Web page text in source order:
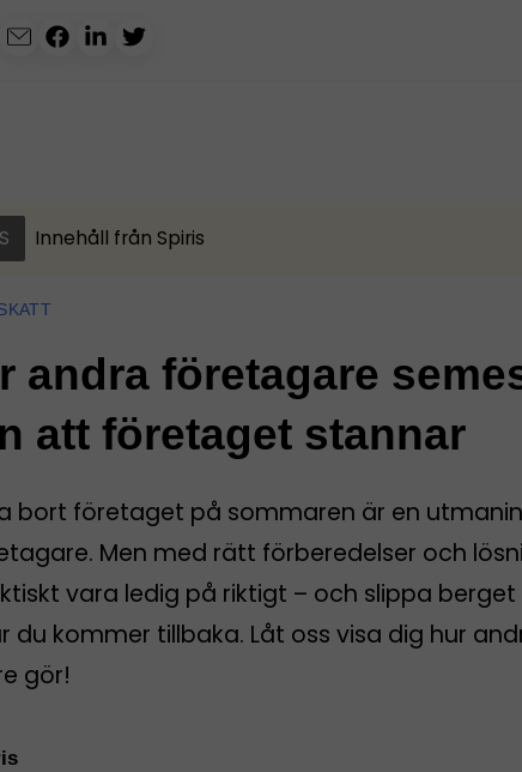
Innehåll från Spiris
andra företagare
att företaget stannar
bort företaget på sommaren är en
Men med rätt förberedelser och
vara ledig på riktigt – och slippa berget
du kommer tillbaka. Låt oss visa dig hur
gör!